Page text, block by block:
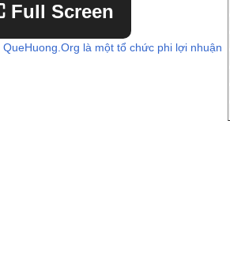
Full Screen
QueHuong.Org là một tổ chức phi lợi nhuận